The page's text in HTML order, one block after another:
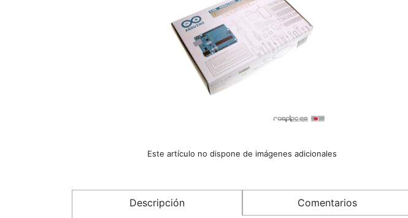
Este artículo no dispone de imágenes adicionales
Descripción Comentarios